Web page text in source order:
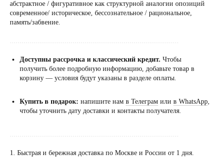
абстрактное / фигуративное как структурной аналогии опозиций
современное/ историческое, бессознательное / рациональное,
память/забвение.
......................................................................................
Доступны рассрочка и классический кредит. Чтобы
получить более подробную информацию, добавьте товар в
корзину — условия будут указаны в разделе оплаты.
Купить в подарок: напишите нам в Телеграм или в WhatsApp,
чтобы уточнить дату доставки и контакты получателя.
......................................................................................
1. Быстрая и бережная доставка по Москве и России от 1 дня.